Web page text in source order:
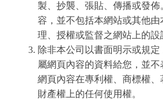
製、抄襲、張貼、傳播或發佈
容，並不包括本網站或其他由
理、授權或監督之網站上的設
除非本公司以書面明示或規
屬網頁內容的資料給您，並
網頁內容在專利權、商標權、
財產權上的任何使用權。